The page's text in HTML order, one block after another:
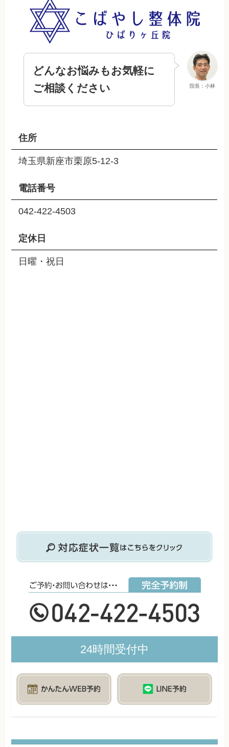
院長：小林
どんなお悩みもお気軽に
ご相談ください
住所
埼玉県新座市栗原5-12-3
電話番号
042-422-4503
定休日
日曜・祝日
24時間受付中